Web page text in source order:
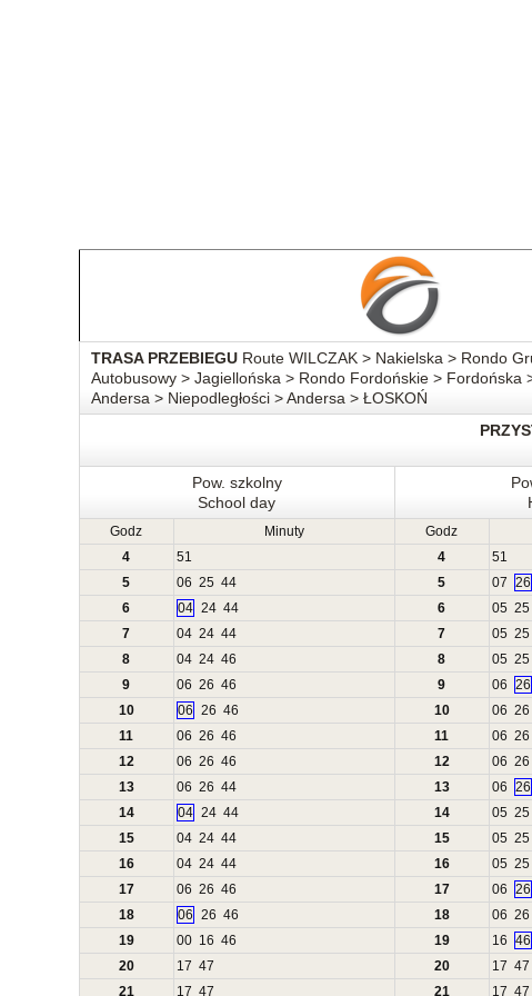
TRASA PRZEBIEGURoute WILCZAK > Nakielska > Rondo
Autobusowy > Jagiellońska > Rondo Fordońskie > Fordońska
Andersa > Niepodległości > Andersa > ŁOSKOŃ
Pow. szkolny
School day
Godz Minuty Godz
4
51 4 51
5
06 25 44 5 07 26
6
04 24 44 6 05 25
7
04 24 44 7 05 25
8
04 24 46 8 05 25
9
06 26 46 9 06 26
10
06 26 46 10 06 26
11
06 26 46 11 06 26
12
06 26 46 12 06 26
13
06 26 44 13 06 26
14
04 24 44 14 05 25
15
04 24 44 15 05 25
16
04 24 44 16 05 25
17
06 26 46 17 06 26
18
06 26 46 18 06 26
19
00 16 46 19 16 46
20
17 47 20 17 47
21
17 47 21 17 47